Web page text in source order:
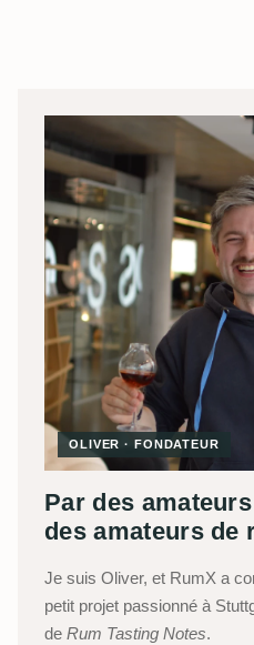
OLIVER · FONDATEUR
Par des
des amateurs de
Je suis Oliver, et RumX a
petit projet passionné à
de Rum Tasting Notes.